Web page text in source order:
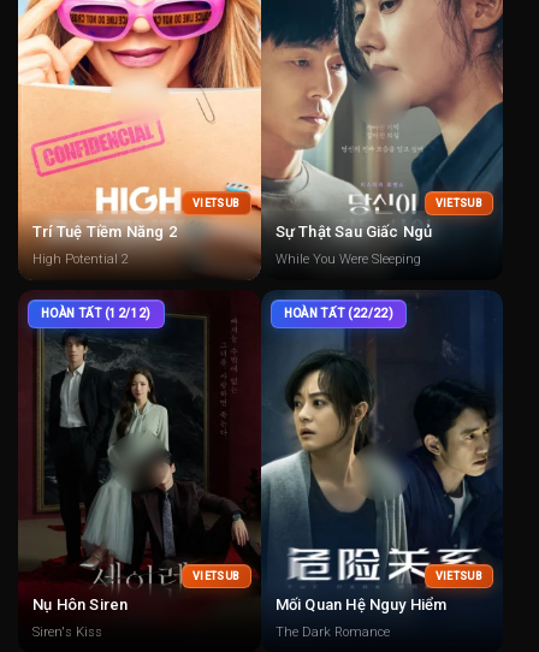
VIETSUB
Trí Tuệ Tiềm Năng 2
High Potential 2
VIETSUB
Sự Thật Sau Giấc Ngủ
While You Were Sleeping
HOÀN TẤT (12/12)
VIETSUB
Nụ Hôn Siren
Siren's Kiss
HOÀN TẤT (22/22)
VIETSUB
Mối Quan Hệ Nguy Hiểm
The Dark Romance